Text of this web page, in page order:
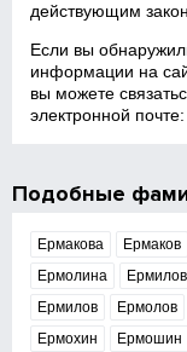
действующим
Если вы
информации на
вы можете
электронной
Подобные
Ермакова Ермаков
Ермолина
Ермилов
Ермолов
Ермохин
Ермошин